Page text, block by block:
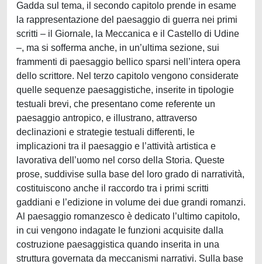
Gadda sul tema, il secondo capitolo prende in esame
la rappresentazione del paesaggio di guerra nei primi
scritti – il Giornale, la Meccanica e il Castello di Udine
–, ma si sofferma anche, in un’ultima sezione, sui
frammenti di paesaggio bellico sparsi nell’intera opera
dello scrittore. Nel terzo capitolo vengono considerate
quelle sequenze paesaggistiche, inserite in tipologie
testuali brevi, che presentano come referente un
paesaggio antropico, e illustrano, attraverso
declinazioni e strategie testuali differenti, le
implicazioni tra il paesaggio e l’attività artistica e
lavorativa dell’uomo nel corso della Storia. Queste
prose, suddivise sulla base del loro grado di narratività,
costituiscono anche il raccordo tra i primi scritti
gaddiani e l’edizione in volume dei due grandi romanzi.
Al paesaggio romanzesco è dedicato l’ultimo capitolo,
in cui vengono indagate le funzioni acquisite dalla
costruzione paesaggistica quando inserita in una
struttura governata da meccanismi narrativi. Sulla base